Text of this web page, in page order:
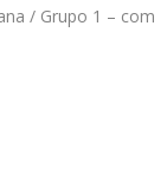
/ Grupo 1 – com